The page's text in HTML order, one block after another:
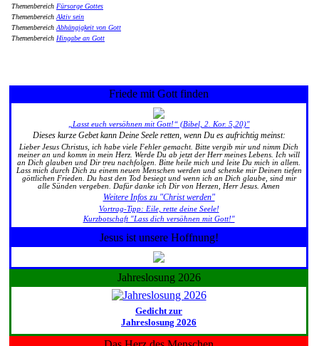
Themenbereich Fürsorge Gottes
Themenbereich Aktiv sein
Themenbereich Abhängigkeit von Gott
Themenbereich Hingabe an Gott
Friede mit Gott finden
„Lasst euch versöhnen mit Gott!“ (Bibel, 2. Kor. 5,20)"
Dieses kurze Gebet kann Deine Seele retten, wenn Du es aufrichtig meinst:
Lieber Jesus Christus, ich habe viele Fehler gemacht. Bitte vergib mir und nimm Dich
meiner an und komm in mein Herz. Werde Du ab jetzt der Herr meines Lebens. Ich will
an Dich glauben und Dir treu nachfolgen. Bitte heile mich und leite Du mich in allem.
Lass mich durch Dich zu einem neuen Menschen werden und schenke mir Deinen tiefen
göttlichen Frieden. Du hast den Tod besiegt und wenn ich an Dich glaube, sind mir
alle Sünden vergeben. Dafür danke ich Dir von Herzen, Herr Jesus. Amen
Weitere Infos zu "Christ werden"
Vortrag-Tipp: Eile, rette deine Seele!
Kurzbotschaft "Lass dich versöhnen mit Gott!"
Jesus ist unsere Hoffnung!
Jahreslosung 2026
Gedicht zur
Jahreslosung 2026